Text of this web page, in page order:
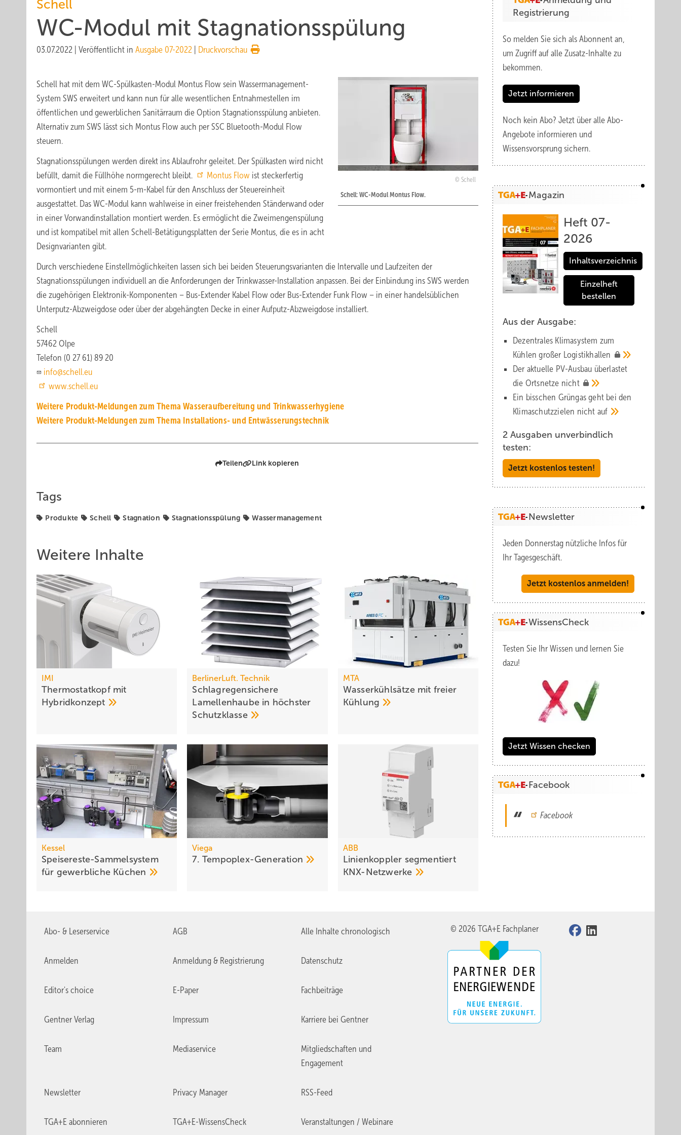
Schell
WC-Modul mit Stagnationsspülung
03.07.2022 Veröffentlicht in Ausgabe 07-2022 Druckvorschau
Schell
Schell: WC-Modul Montus Flow.
Schell hat mit dem WC-Spülkasten-Modul Montus Flow sein Wassermanagement-
System SWS erweitert und kann nun für alle wesentlichen Entnahmestellen im
öffentlichen und gewerblichen Sanitärraum die Option Stagnationsspülung anbieten.
Alternativ zum SWS lässt sich Montus Flow auch per SSC Bluetooth-Modul Flow
steuern.
Stagnationsspülungen werden direkt ins Ablaufrohr geleitet. Der Spülkasten wird nicht
befüllt, damit die Füllhöhe normgerecht bleibt.
Montus Flow ist steckerfertig
vormontiert und mit einem 5-m-Kabel für den Anschluss der Steuereinheit
ausgestattet. Das WC-Modul kann wahlweise in einer freistehenden Ständerwand oder
in einer Vorwandinstallation montiert werden. Es ermöglicht die Zweimengenspülung
und ist kompatibel mit allen Schell-Betätigungsplatten der Serie Montus, die es in acht
Designvarianten gibt.
Durch verschiedene Einstellmöglichkeiten lassen sich bei beiden Steuerungsvarianten die Intervalle und Laufzeiten der
Stagnationsspülungen individuell an die Anforderungen der Trinkwasser-Installation anpassen. Bei der Einbindung ins SWS werden
die zugehörigen Elektronik-Komponenten – Bus-Extender Kabel Flow oder Bus-Extender Funk Flow – in einer handelsüblichen
Unterputz-Abzweigdose oder über der abgehängten Decke in einer Aufputz-Abzweigdose installiert.
Schell
57462 Olpe
Telefon (0 27 61) 89 20
info@schell.eu
www.schell.eu
Weitere Produkt-Meldungen zum Thema Wasseraufbereitung und Trinkwasserhygiene
Weitere Produkt-Meldungen zum Thema Installations- und Entwässerungstechnik
Teilen Link kopieren
Tags
Produkte Schell Stagnation Stagnationsspülung Wassermanagement
Weitere Inhalte
IMI
Thermostatkopf mit
Hybridkonzept
BerlinerLuft. Technik
Schlagregensichere
Lamellenhaube in höchster
Schutzklasse
MTA
Wasserkühlsätze mit freier
Kühlung
Kessel
Speisereste-Sammelsystem
für gewerbliche Küchen
Viega
7.Tempoplex-Generation
ABB
Linienkoppler segmentiert
KNX-Netz­werke
Registrierung
So melden Sie sich als Abonnent an,
um Zugriff auf alle Zusatz-Inhalte zu
bekommen.
Jetzt informieren
Noch kein Abo? Jetzt über alle Abo-
Angebote informieren und
Wissensvorsprung sichern.
Magazin
Heft 07-
2026
Inhaltsverzeichnis
Einzelheft
bestellen
Aus der Ausgabe:
Dezentrales Klimasystem zum
Kühlen großer Logistik­hallen
Der aktuelle PV-Ausbau über­lastet
die Orts­netze nicht
Ein bisschen Grüngas geht bei den
Klima­schutz­zielen nicht auf
2 Ausgaben unverbindlich
testen:
Jetzt kostenlos testen!
Newsletter
Jeden Donnerstag nützliche Infos für
Ihr Tagesgeschäft.
Jetzt kostenlos anmelden!
WissensCheck
Testen Sie Ihr Wissen und lernen Sie
dazu!
Jetzt Wissen checken
Facebook
Facebook
Abo- & Leserservice AGB Alle Inhalte chronologisch
Anmelden Anmeldung & Registrierung Datenschutz
Editor's choice E-Paper Fachbeiträge
Gentner Verlag Impressum Karriere bei Gentner
Team Mediaservice
Mitgliedschaften und
Engagement
Newsletter Privacy Manager RSS-Feed
TGA+E abonnieren TGA+E-WissensCheck Veranstaltungen / Webinare
© 2026 TGA+E Fachplaner